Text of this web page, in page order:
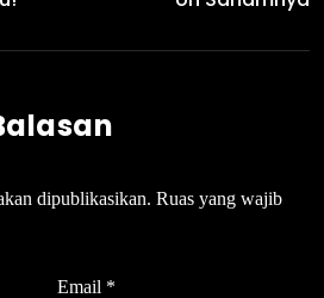
dipublikasikan. Ruas yang wajib
Email *